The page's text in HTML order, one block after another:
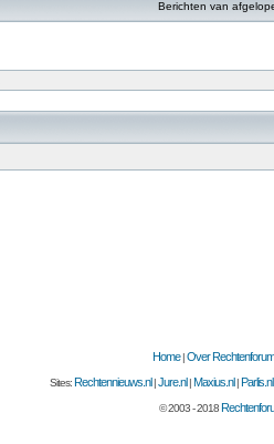
Berichten van
Home|Over
Sites:Rechtennieuws.nl|Jure.nl|Maxius.nl|Parlis.nl
© 2003 - 2018